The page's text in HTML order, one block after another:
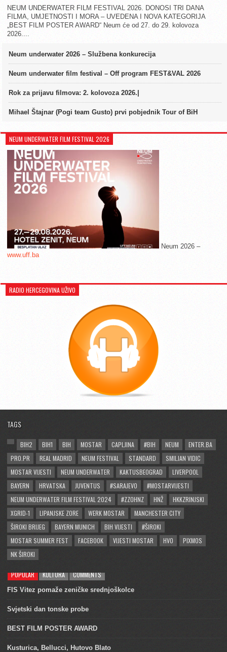
NEUM UNDERWATER FILM FESTIVAL 2026. DONOSI TRI DANA
FILMA, UMJETNOSTI I MORA – UVEDENA I NOVA KATEGORIJA
„BEST FILM POSTER AWARD“ Neum će od 27. do 29. kolovoza
2026....
Neum underwater 2026 – Službena konkurecija
Neum underwater film festival – Off program FEST&VAL 2026
Rok za prijavu filmova: 2. kolovoza 2026.|
Mihael Štajnar (Pogi team Gusto) prvi pobjednik Tour of BiH
NEUM UNDERWATER FILM FESTIVAL 2026
Neum 2026 –
www.uff.ba
RADIO HERCEGOVINA UŽIVO
TAGS
BIH2 BIH1 BIH MOSTAR CAPLJINA #BIH NEUM
ENTER.BA
PRO.PR
REAL MADRID NEUM FESTIVAL STANDARD
SMILJAN VIDIC
MOSTAR VIJESTI
NEUM UNDERWATER KAKTUSBEOGRAD
LIVERPOOL
BAYERN
HRVATSKA JUVENTUS #SARAJEVO
#MOSTARVIJESTI
NEUM UNDERWATER FILM FESTIVAL 2024
#ZZOHNZ HNŽ
HKKZRINJSKI
XGRID-1
LIPANJSKE ZORE WERK MOSTAR
MANCHESTER CITY
ŠIROKI BRIJEG
BAYERN MUNICH BIH VIJESTI
#ŠIROKI
MOSTAR SUMMER FEST
FACEBOOK VIJESTI MOSTAR HVO
PIXMOS
NK ŠIROKI
POPULAR KULTURA COMMENTS
FIS Vitez pomaže zeničke srednjoškolce
Svjetski dan tonske probe
BEST FILM POSTER AWARD
Kusturica, Bellucci, Hutovo Blato